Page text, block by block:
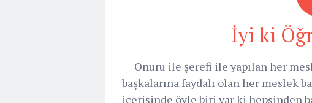
İyi ki
Onuru ile şerefi ile yapılan her
başkalarına faydalı olan her meslek
içerisinde öyle biri var ki hepsinden